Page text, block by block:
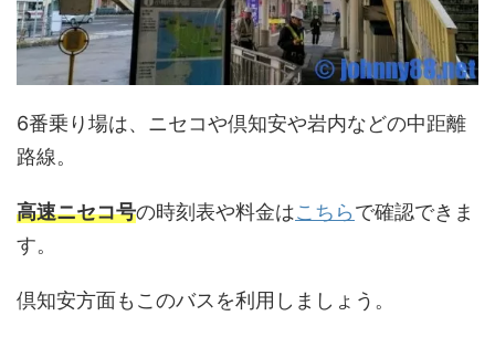
6番乗り場は、ニセコや倶知安や岩内などの中距離
路線。
高速ニセコ号の時刻表や料金はこちらで確認できま
す。
倶知安方面もこのバスを利用しましょう。